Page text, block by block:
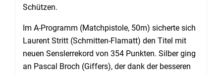
Schützen.
Im A-Programm (Matchpistole, 50m) sicherte sich
Laurent Stritt (Schmitten-Flamatt) den Titel mit
neuen Senslerrekord von 354 Punkten. Silber ging
an Pascal Broch (Giffers), der dank der besseren